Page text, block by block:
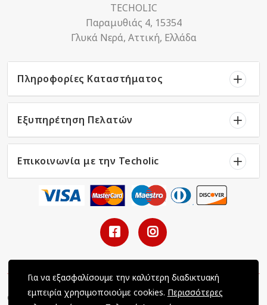
TECHOLIC
Παραμυθιάς 4, 15354
Γλυκά Νερά, Αττική, Ελλάδα
Πληροφορίες Καταστήματος
Εξυπηρέτηση Πελατών
Επικοινωνία με την Techolic
Copyright © 2022 Techolic / All Rights Reserved / Powered by
Για να εξασφαλίσουμε την καλύτερη διαδικτυακή
εμπειρία χρησιμοποιούμε cookies. Περισσότερες